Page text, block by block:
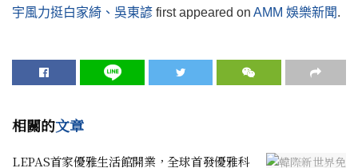
宇風力挺白家綺、吳東諺 first appeared on AMM 娛樂新聞.
相關的文章
LEPAS首家優雅生活館開業，全球首發優雅科